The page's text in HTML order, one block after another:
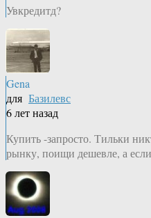
Увкредитд?
Gena
для Базилевс
6 лет назад
Купить -запросто. Тильки
рынку, поищи дешевле, а